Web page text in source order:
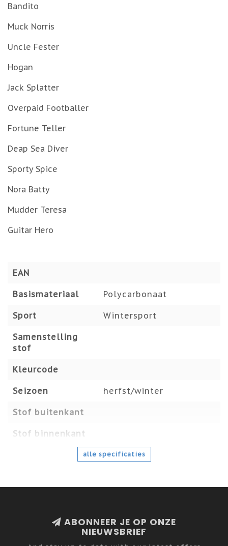
Bandito
Muck Norris
Uncle Fester
Hogan
Jack Splatter
Overpaid Footballer
Fortune Teller
Deap Sea Diver
Sporty Spice
Nora Batty
Mudder Teresa
Guitar Hero
EAN
Basismateriaal Polycarbonaat
Sport Wintersport
Samenstelling
stof
Kleurcode
Seizoen herfst/winter
Stof buitenkant
Stof binnenkant
alle specificaties
ABONNEER JE OP ONZE
NIEUWSBRIEF